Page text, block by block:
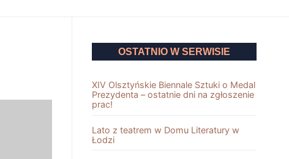
OSTATNIO W SERWISIE
XIV Olsztyńskie Biennale Sztuki o Medal
Prezydenta – ostatnie dni na zgłoszenie
prac!
Lato z teatrem w Domu Literatury w
Łodzi